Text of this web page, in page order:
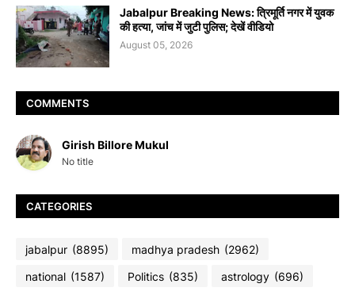
Jabalpur Breaking News: त्रिमूर्ति नगर में युवक
की हत्या, जांच में जुटी पुलिस; देखें वीडियो
August 05, 2026
COMMENTS
Girish Billore Mukul
No title
CATEGORIES
jabalpur (8895) madhya pradesh (2962)
national (1587) Politics (835) astrology (696)